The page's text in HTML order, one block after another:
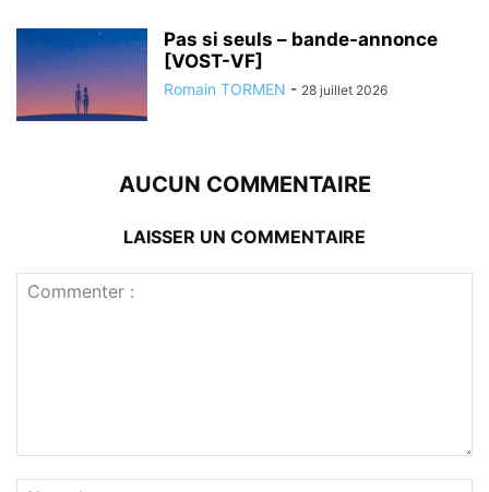
Pas si seuls – bande-annonce
[VOST-VF]
Romain TORMEN - 28 juillet 2026
AUCUN COMMENTAIRE
LAISSER UN COMMENTAIRE